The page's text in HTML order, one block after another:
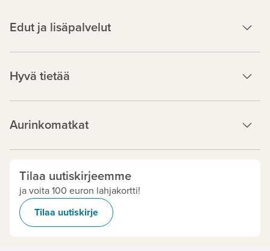
Edut ja lisäpalvelut
Hyvä tietää
Aurinkomatkat
Tilaa uutiskirjeemme
ja voita 100 euron lahjakortti!
Tilaa uutiskirje